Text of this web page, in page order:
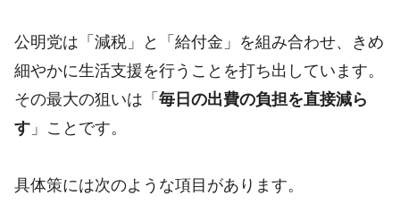
公明党は「減税」と「給付金」を組み合わせ、きめ
細やかに生活支援を行うことを打ち出しています。
その最大の狙いは「 毎日の出費の負担を直接減ら
す 」ことです。
具体策には次のような項目があります。